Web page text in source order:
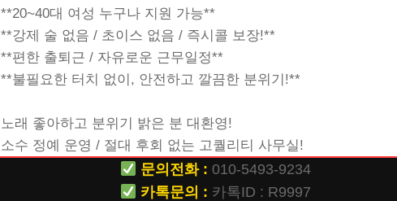
**20~40대 여성 누구나 지원 가능**
**강제 술 없음 / 초이스 없음 / 즉시콜 보장!**
**편한 출퇴근 / 자유로운 근무일정**
**불필요한 터치 없이, 안전하고 깔끔한 분위기!**
노래 좋아하고 분위기 밝은 분 대환영!
소수 정예 운영 / 절대 후회 없는 고퀄리티 사무실!
문의전화 : 010-5493-9234
카톡문의 : 카톡ID : R9997